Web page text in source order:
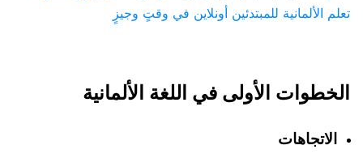
تعلم الألمانية للمبتدئين أونلاين في وقتٍ وجيزٍ
الخطوات الأولى في اللغة الألمانية
الاتجاهات